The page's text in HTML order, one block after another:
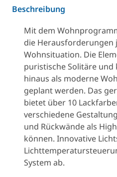
Beschreibung
Mit dem
die Herausforderungen
Wohnsituation. Die
puristische Solitäre
hinaus als moderne
geplant werden. Das
bietet über 10
verschiedene
und Rückwände als
können. Innovative
System ab.